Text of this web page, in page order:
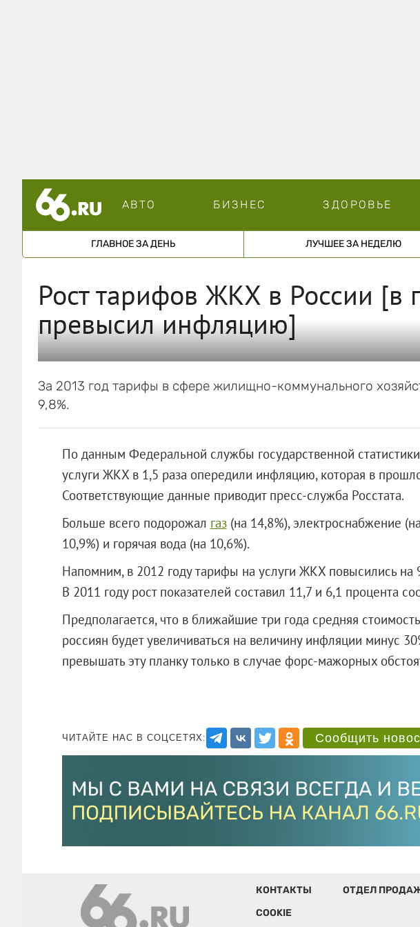
АВТО БИЗНЕС ЗДОРОВЬЕ
ГЛАВНОЕ ЗА ДЕНЬ ЛУЧШЕЕ ЗА НЕДЕЛЮ
Рост тарифов ЖКХ в России [в
превысил инфляцию]
За 2013 год тарифы в сфере жилищно-коммунального
9,8%.
По данным Федеральной службы государственной
услуги ЖКХ в 1,5 раза опередили инфляцию, которая в
Соответствующие данные приводит пресс-служба Росстата.
Больше всего подорожал газ(на 14,8%), электроснабжение
10,9%) и горячая вода (на 10,6%).
Напомним, в 2012 году тарифы на услуги ЖКХ повысились на
В 2011 году рост показателей составил 11,7 и 6,1 процента
Предполагается, что в ближайшие три года средняя
россиян будет увеличиваться на величину инфляции минус
превышать эту планку только в случае форс-мажорных
ЧИТАЙТЕ НАС В СОЦСЕТЯХ: Сообщить
КОНТАКТЫ ОТДЕЛ
COOKIE